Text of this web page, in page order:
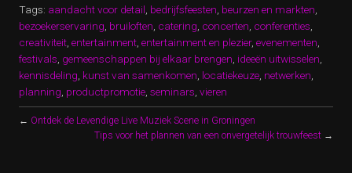
Tags: aandacht voor detail bedrijfsfeesten beurzen en markten
bezoekerservaring bruiloften catering concerten conferenties
creativiteit entertainment entertainment en plezier, evenementen
festivals gemeenschappen bij elkaar brengen ideeën uitwisselen
kennisdeling kunst van samenkomen locatiekeuze netwerken
planning productpromotie seminars vieren
← Ontdek de Levendige Live Muziek Scene in Groningen
Tips voor het plannen van een onvergetelijk trouwfeest →